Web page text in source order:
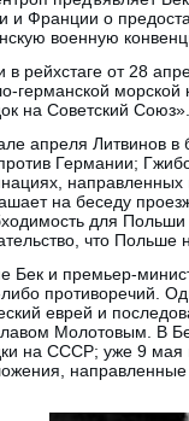
и Франции о
военную
в рейхстаге от 28
германской
на Советский Союз».
апреля Литвинов
Германии;
на беседу
для
что Польше
Бек и премьер-
либо противоречий.
еврей и
Молотовым. В
на СССР; уже 9 мая